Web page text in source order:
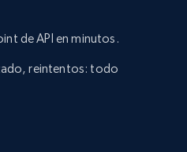
de API en minutos.
reintentos: todo